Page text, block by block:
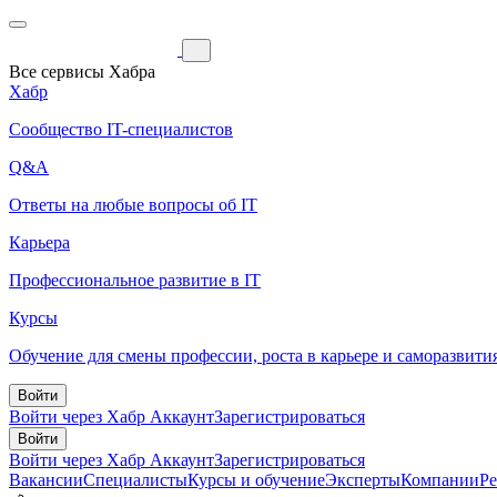
Все сервисы Хабра
Хабр
Сообщество IT-специалистов
Q&A
Ответы на любые вопросы об IT
Карьера
Профессиональное развитие в IT
Курсы
Обучение для смены профессии, роста в карьере и
Войти
Войти через Хабр АккаунтЗарегистрироваться
Войти
Войти через Хабр АккаунтЗарегистрироваться
ВакансииСпециалистыКурсы и обучениеЭкспертыКомпании